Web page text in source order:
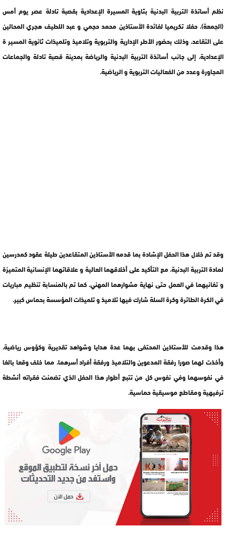
نظم أساتذة التربية البدنية بثاوية المسيرة الإعدادية بقصبة تادلة عصر يوم أمس
(الجمعة)، حفلا تكريميا لفائدة الأستاذين محمد حجمي و عبد اللطيف هجري المحالين
على التقاعد، وذلك بحضور الأطر الإدارية والتربوية وتلاميذ وتلميذات ثانوية المسير ة
الإعدادية، إلى جانب أساتذة التربية البدنية والرياضة بمدينة قصبة تادلة والجماعات
المجاورة وعدد من الفعاليات التربوية و الرياضية.
وقد تم خلال هذا الحفل الإشادة بما قدمه الأستاذين المتقاعدين طيلة عقود كمدرسين
لمادة التربية البدنية، مع التأكيد على أخلاقهما العالية و علاقاتهما الإنسانية المتميزة
و تفانيهما في العمل حتى نهاية مشوارهما المهني. كما تم بالمنسابة تنظيم مباريات
في الكرة الطائرة وكرة السلة شارك فيها تلاميذ و تلميذات المؤسسة بحماس كبير.
هذا وقدمت للأستاذين المحتفى بهما عدة هدايا وشواهد تقديرية وكؤوس رياضية،
وأخذت لهما صورا رفقة المدعوين والتلاميذ ورفقة أفراد أسرهما، مما خلف وقعا بالغا
في نفوسهما وفي نفوس كل من تتبع أطوار هذا الحفل الذي تضمنت فقراته أنشطة
ترفيهية ومقاطع موسيقية حماسية.